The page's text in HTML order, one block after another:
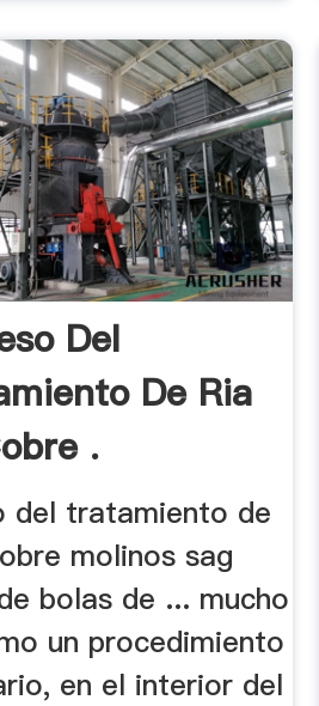
Del
De Ria
.
del tratamiento de
molinos sag
bolas de ... mucho
un procedimiento
en el interior del